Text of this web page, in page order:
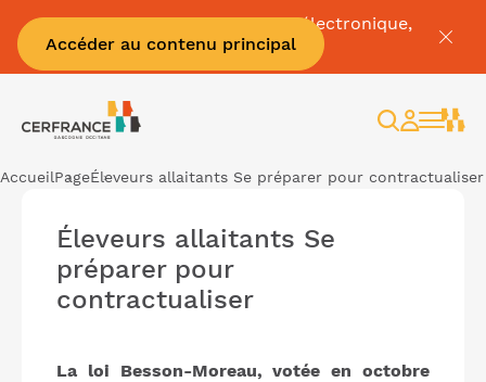
Accéder au contenu principal
Pour tout savoir sur la facture électronique,
c'est parici
Rechercher
Espace
AccueilPageÉleveurs allaitants Se préparer pour contractualiser
Éleveurs allaitants Se
préparer pour
contractualiser
La loi Besson-Moreau, votée en octobre